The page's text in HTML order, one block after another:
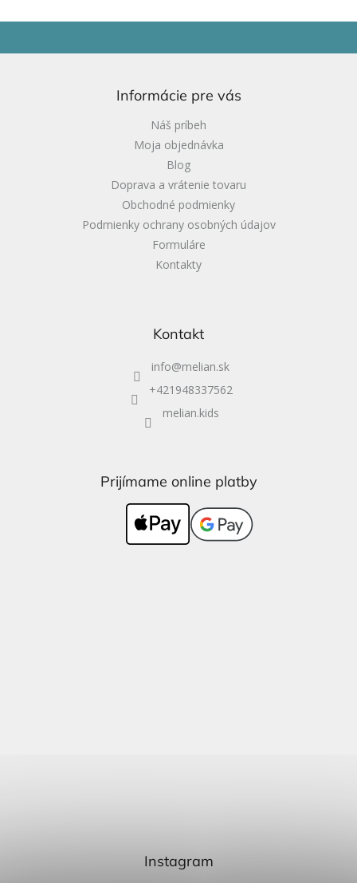
Informácie pre vás
Náš príbeh
Moja objednávka
Blog
Doprava a vrátenie tovaru
Obchodné podmienky
Podmienky ochrany osobných údajov
Formuláre
Kontakty
Kontakt
info@melian.sk
+421948337562
melian.kids
Prijímame online platby
Instagram